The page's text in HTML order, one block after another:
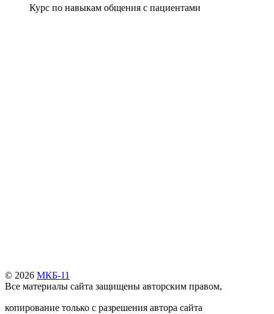
Курс по навыкам общения с пациентами
© 2026 МКБ-11
Все материалы сайта защищены авторским правом,
копирование только с разрешения автора сайта